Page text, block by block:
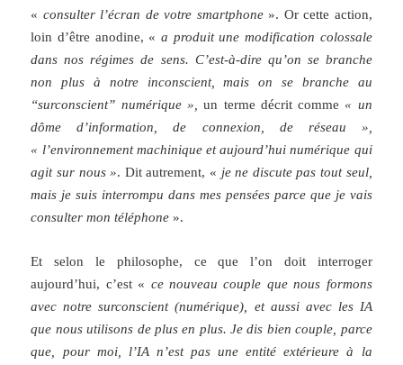
« consulter l’écran de votre smartphone». Or cette action,
loin d’être anodine, « a produit une modification colossale
dans nos régimes de sens. C’est-à-dire qu’on se branche
non plus à notre inconscient, mais on se branche au
“surconscient” numérique »,un terme décrit comme « un
dôme d’information, de connexion, de réseau »,
« l’environnement machinique et aujourd’hui numérique qui
agit sur nous ». Dit autrement, « je ne discute pas tout seul,
mais je suis interrompu dans mes pensées parce que je vais
consulter mon téléphone ».
Et selon le philosophe, ce que l’on doit interroger
aujourd’hui, c’est « ce nouveau couple que nous formons
avec notre surconscient (numérique), et aussi avec les IA
que nous utilisons de plus en plus. Je dis bien couple, parce
que, pour moi, l’IA n’est pas une entité extérieure à la